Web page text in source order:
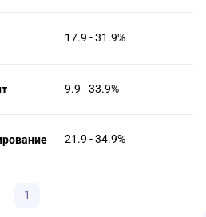
17.9 - 31.9%
9.9 - 33.9%
21.9 - 34.9%
1